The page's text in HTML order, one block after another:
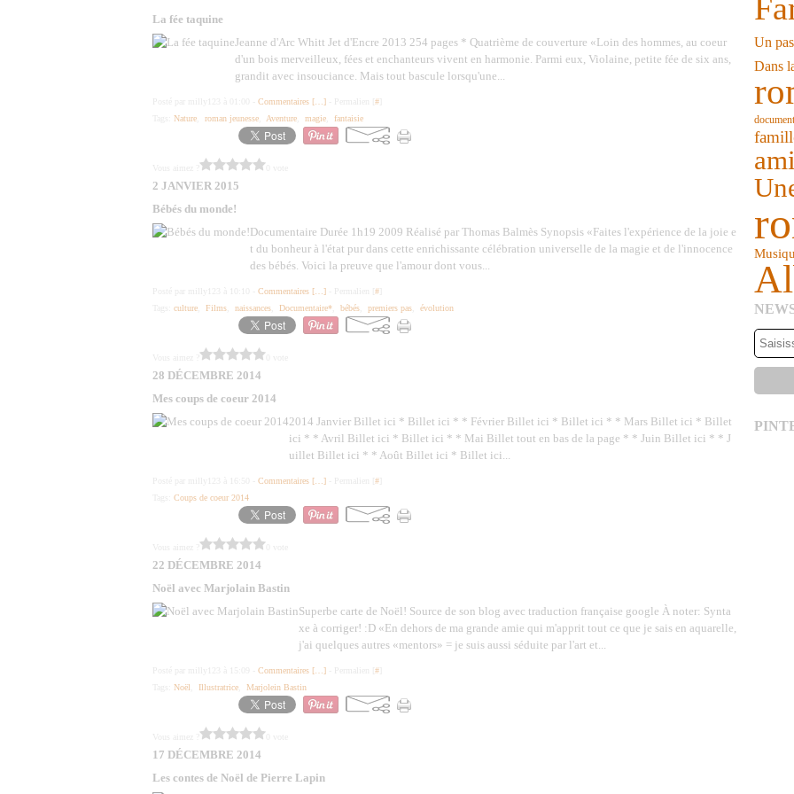
La fée taquine
Jeanne d'Arc Whitt Jet d'Encre 2013 254 pages * Quatrième de couverture «Loin des hommes, au coeur
d'un bois merveilleux, fées et enchanteurs vivent en harmonie. Parmi eux, Violaine, petite fée de six ans,
grandit avec insouciance. Mais tout bascule lorsqu'une...
Commentaires [ ] #
Nature roman jeunesse Aventure magie fantaisie
Vous aimez ?
2 JANVIER 2015
Bébés du monde!
Documentaire Durée 1h19 2009 Réalisé par Thomas Balmès Synopsis «Faites l'expérience de la joie e
t du bonheur à l'état pur dans cette enrichissante célébration universelle de la magie et de l'innocence
des bébés. Voici la preuve que l'amour dont vous...
Commentaires [ ] #
culture Films naissances Documentaire* bébés premiers pas évolution
Vous aimez ?
28 DÉCEMBRE 2014
Mes coups de coeur 2014
2014 Janvier Billet ici * Billet ici * * Février Billet ici * Billet ici * * Mars Billet ici * Billet
ici * * Avril Billet ici * Billet ici * * Mai Billet tout en bas de la page * * Juin Billet ici * * J
uillet Billet ici * * Août Billet ici * Billet ici...
Commentaires [ ] #
Coups de coeur 2014
Vous aimez ?
22 DÉCEMBRE 2014
Noël avec Marjolain Bastin
Superbe carte de Noël! Source de son blog avec traduction française google À noter: Synta
xe à corriger! :D «En dehors de ma grande amie qui m'apprit tout ce que je sais en aquarelle,
j'ai quelques autres «mentors» = je suis aussi séduite par l'art et...
Commentaires [ ] #
Noël Illustratrice Marjolein Bastin
Vous aimez ?
17 DÉCEMBRE 2014
Les contes de Noël de Pierre Lapin
Un
Dans